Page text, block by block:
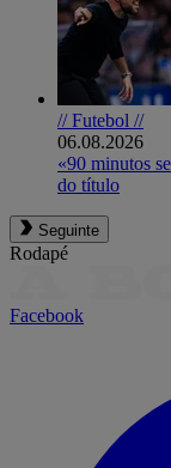
// Futebol //
06.08.2026
«90 minutos
do título
Seguinte
Rodapé
Facebook